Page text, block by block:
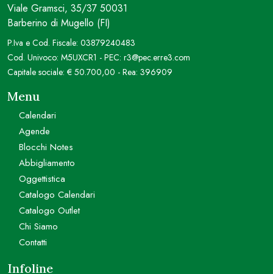
Viale Gramsci, 35/37 50031
Barberino di Mugello (FI)
P.Iva e Cod. Fiscale: 03879240483
Cod. Univoco: M5UXCR1 - PEC: r3@pec.erre3.com
Capitale sociale: € 50.700,00 - Rea: 396909
Menu
Calendari
Agende
Blocchi Notes
Abbigliamento
Oggettistica
Catalogo Calendari
Catalogo Outlet
Chi Siamo
Contatti
Infoline